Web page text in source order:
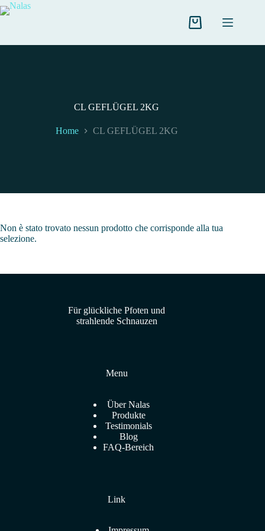
Salta
al
Carrello
CL GEFLÜGEL 2KG
Home CL GEFLÜGEL 2KG
Non è stato trovato nessun prodotto che corrisponde alla tua
selezione.
Für glückliche Pfoten und
strahlende Schnauzen
Menu
Über Nalas
Produkte
Testimonials
Blog
FAQ-Bereich
Link